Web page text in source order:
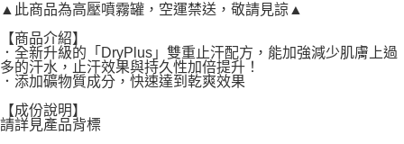
每筆NT$120，滿NT$1,999(含以上)免運費
▲此商品為高壓噴霧罐，空運禁送，敬請見諒▲
【商品介紹】
．全新升級的「DryPlus」雙重止汗配方，能加強減少肌膚上過
多的汗水，止汗效果與持久性加倍提升！
．添加礦物質成分，快速達到乾爽效果
【成份說明】
請詳見產品背標